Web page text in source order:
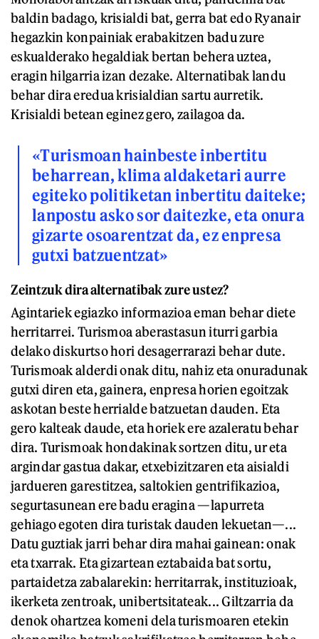
baldin badago, krisialdi bat, gerra bat edo Ryanair
hegazkin konpainiak erabakitzen badu zure
eskualderako hegaldiak bertan behera uztea,
eragin hilgarria izan dezake. Alternatibak landu
behar dira eredua krisialdian sartu aurretik.
Krisialdi betean eginez gero, zailagoa da.
«Turismoan hainbeste inbertitu
beharrean, klima aldaketari aurre
egiteko politiketan inbertitu daiteke;
lanpostu asko sor daitezke, eta onura
gizarte osoarentzat da, ez enpresa
gutxi batzuentzat»
Zeintzuk dira alternatibak zure ustez?
Agintariek egiazko informazioa eman behar diete
herritarrei. Turismoa aberastasun iturri garbia
delako diskurtso hori desagerrarazi behar dute.
Turismoak alderdi onak ditu, nahiz eta onuradunak
gutxi diren eta, gainera, enpresa horien egoitzak
askotan beste herrialde batzuetan dauden. Eta
gero kalteak daude, eta horiek ere azaleratu behar
dira. Turismoak hondakinak sortzen ditu, ur eta
argindar gastua dakar, etxebizitzaren eta aisialdi
jardueren garestitzea, saltokien gentrifikazioa,
segurtasunean ere badu eragina —lapurreta
gehiago egoten dira turistak dauden lekuetan—...
Datu guztiak jarri behar dira mahai gainean: onak
eta txarrak. Eta gizartean eztabaida bat sortu,
partaidetza zabalarekin: herritarrak, instituzioak,
ikerketa zentroak, unibertsitateak... Giltzarria da
denok ohartzea komeni dela turismoaren etekin